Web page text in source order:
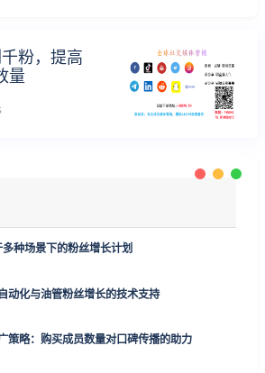
粉，提高
量
种场景下的粉丝增长计划
动化与油管粉丝增长的技术支持
策略：购买成员数量对口碑传播的助力